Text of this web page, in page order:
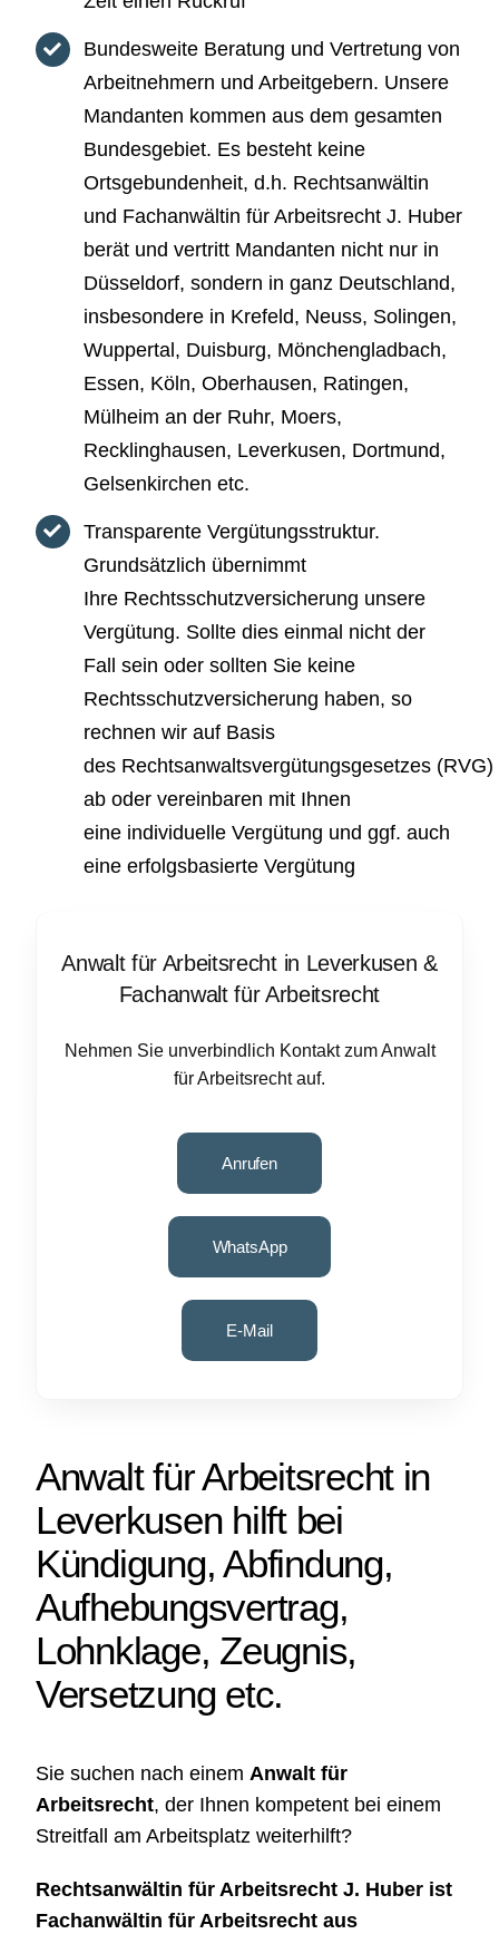
Bundesweite Beratung und Vertretung von
Arbeitnehmern und Arbeitgebern. Unsere
Mandanten kommen aus dem gesamten
Bundesgebiet. Es besteht keine
Ortsgebundenheit, d.h. Rechtsanwältin
und Fachanwältin für Arbeitsrecht J. Huber
berät und vertritt Mandanten nicht nur in
Düsseldorf, sondern in ganz Deutschland,
insbesondere in Krefeld, Neuss, Solingen,
Wuppertal, Duisburg, Mönchengladbach,
Essen, Köln, Oberhausen, Ratingen,
Mülheim an der Ruhr, Moers,
Recklinghausen, Leverkusen, Dortmund,
Gelsenkirchen etc.
Transparente Vergütungsstruktur.
Grundsätzlich übernimmt
Ihre Rechtsschutzversicherung unsere
Vergütung. Sollte dies einmal nicht der
Fall sein oder sollten Sie keine
Rechtsschutzversicherung haben, so
rechnen wir auf Basis
des Rechtsanwaltsvergütungsgesetzes (RVG)
ab oder vereinbaren mit Ihnen
eine individuelle Vergütung und ggf. auch
eine erfolgsbasierte Vergütung
Anwalt für Arbeitsrecht in Leverkusen &
Fachanwalt für Arbeitsrecht
Nehmen Sie unverbindlich Kontakt zum Anwalt
für Arbeitsrecht auf.
Anrufen
WhatsApp
E-Mail
Anwalt für Arbeitsrecht in
Leverkusenhilft bei
Kündigung, Abfindung,
Aufhebungsvertrag,
Lohnklage, Zeugnis,
Versetzung etc.
Sie suchen nach einem Anwalt für
Arbeitsrecht, der Ihnen kompetent bei einem
Streitfall am Arbeitsplatz weiterhilft?
Rechtsanwältin für Arbeitsrecht J. Huber ist
Fachanwältin für Arbeitsrecht aus